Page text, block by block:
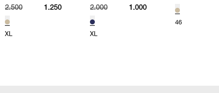
2.500 1.250
XL
2.000 1.000
XL
46